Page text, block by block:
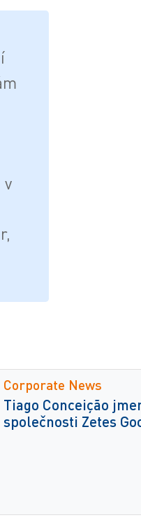
v
Corporate News
Tiago Conceição
společnosti Zetes